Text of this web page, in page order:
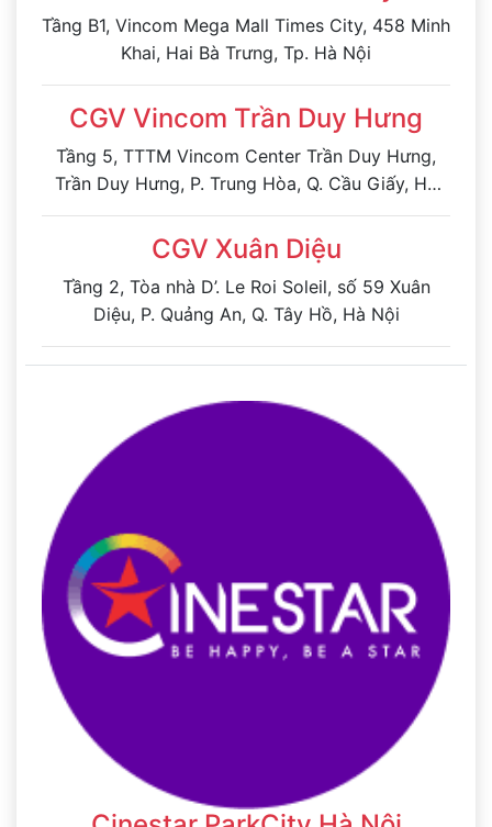
Tầng B1, Vincom Mega Mall Times City, 458 Minh
Khai, Hai Bà Trưng, Tp. Hà Nội
CGV Vincom Trần Duy Hưng
Tầng 5, TTTM Vincom Center Trần Duy Hưng,
Trần Duy Hưng, P. Trung Hòa, Q. Cầu Giấy, Hà
Nội
CGV Xuân Diệu
Tầng 2, Tòa nhà D’. Le Roi Soleil, số 59 Xuân
Diệu, P. Quảng An, Q. Tây Hồ, Hà Nội